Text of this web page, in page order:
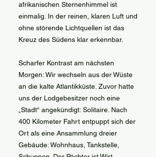
afrikanischen Sternenhimmel ist
einmalig. In der reinen, klaren Luft und
ohne störende Lichtquellen ist das
Kreuz des Südens klar erkennbar.
Scharfer Kontrast am nächsten
Morgen: Wir wechseln aus der Wüste
an die kalte Atlantikküste. Zuvor hatte
uns der Lodgebesitzer noch eine
„Stadt“ angekündigt: Solitaire. Nach
400 Kilometer Fahrt entpuppt sich der
Ort als eine Ansammlung dreier
Gebäude: Wohnhaus, Tankstelle,